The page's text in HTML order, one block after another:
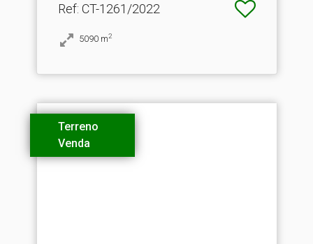
Ref: CT-1261/2022
5090 m2
Terreno
Venda